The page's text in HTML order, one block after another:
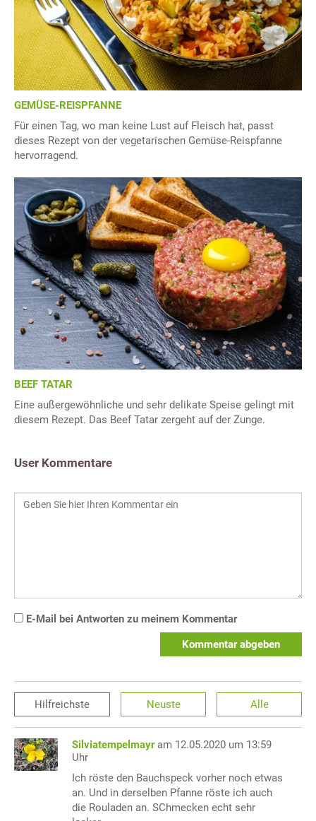
GEMÜSE-REISPFANNE
Für einen Tag, wo man keine Lust auf Fleisch hat, passt
dieses Rezept von der vegetarischen Gemüse-Reispfanne
hervorragend.
BEEF TATAR
Eine außergewöhnliche und sehr delikate Speise gelingt mit
diesem Rezept. Das Beef Tatar zergeht auf der Zunge.
User Kommentare
E-Mail bei Antworten zu meinem Kommentar
Kommentar abgeben
Hilfreichste Neuste Alle
Silviatempelmayr am 12.05.2020 um 13:59
Uhr
Ich röste den Bauchspeck vorher noch etwas
an. Und in derselben Pfanne röste ich auch
die Rouladen an. SChmecken echt sehr